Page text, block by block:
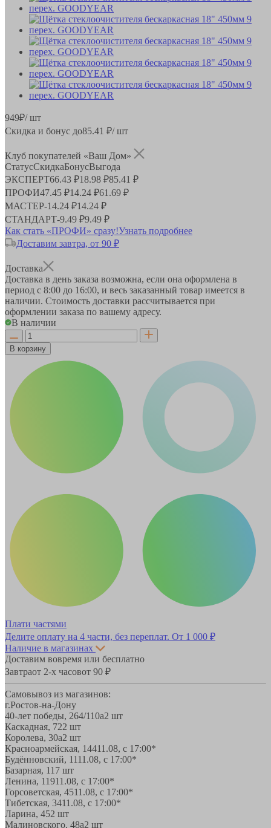
949₽/ шт
Скидка и бонус до85.41 ₽/ шт
Клуб покупателей «Ваш Дом»
СтатусСкидкаБонусВыгода
ЭКСПЕРТ66.43 ₽18.98 ₽85.41 ₽
ПРОФИ47.45 ₽14.24 ₽61.69 ₽
МАСТЕР-14.24 ₽14.24 ₽
СТАНДАРТ-9.49 ₽9.49 ₽
Как стать «ПРОФИ» сразу!Узнать подробнее
Доставим завтра, от 90 ₽
Доставка
Доставка в день заказа возможна, если она оформлена в
период с 8:00 до 16:00, и весь заказанный товар имеется в
наличии. Стоимость доставки рассчитывается при
оформлении заказа по вашему адресу.
В наличии
В корзину
Плати частями
Делите оплату на 4 части, без переплат. От 1 000 ₽
Наличие в магазинах
Доставим вовремя или бесплатно
Завтраот 2-х часовот 90 ₽
Самовывоз из магазинов:
г.Ростов-на-Дону
40-лет победы, 264/110а2 шт
Каскадная, 722 шт
Королева, 30а2 шт
Красноармейская, 14411.08, с 17:00*
Будённовский, 1111.08, с 17:00*
Базарная, 11 7 шт
Ленина, 11911.08, с 17:00*
Горсоветская, 4511.08, с 17:00*
Тибетская, 3411.08, с 17:00*
Ларина, 452 шт
Малиновского, 48а2 шт